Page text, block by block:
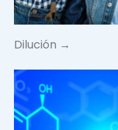
Dilución →